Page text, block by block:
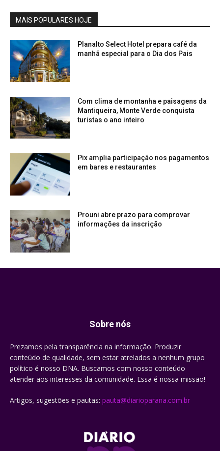
MAIS POPULARES HOJE
Planalto Select Hotel prepara café da
manhã especial para o Dia dos Pais
Com clima de montanha e paisagens da
Mantiqueira, Monte Verde conquista
turistas o ano inteiro
Pix amplia participação nos pagamentos
em bares e restaurantes
Prouni abre prazo para comprovar
informações da inscrição
Sobre nós
Prezamos pela transparência na informação. Produzir
conteúdo de qualidade, sem estar atrelados a nenhum grupo
político é nosso DNA. Buscamos com nosso conteúdo
atender aos interesses da comunidade. Essa é nossa missão!
Artigos, sugestões e pautas: pauta@diarioparana.com.br